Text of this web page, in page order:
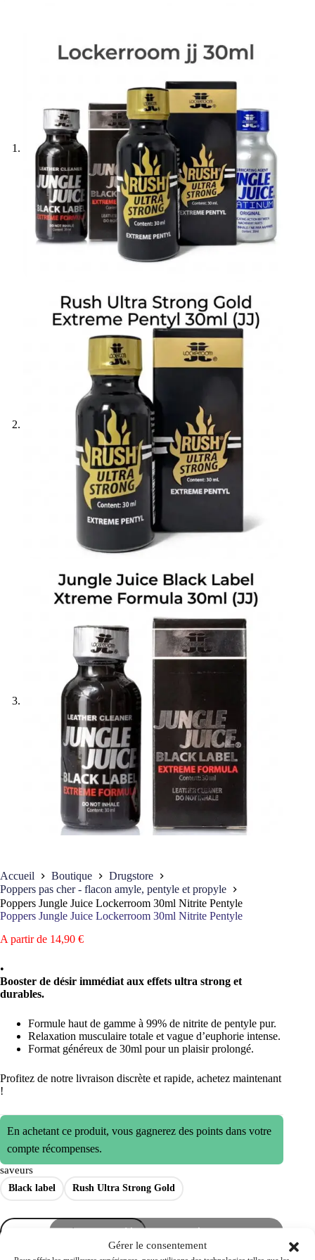
Gérer le consentement
Accueil Boutique
Drugstore
Poppers pas cher - flacon amyle, pentyle et propyle
Poppers Jungle Juice Lockerroom 30ml Nitrite Pentyle
Poppers Jungle Juice Lockerroom 30ml Nitrite Pentyle
A partir de 14,90 €
•
Booster de désir immédiat aux effets ultra strong et
durables.
Formule haut de gamme à 99% de nitrite de pentyle pur.
Relaxation musculaire totale et vague d’euphorie intense.
Format généreux de 30ml pour un plaisir prolongé.
Profitez de notre livraison discrète et rapide, achetez maintenant
!
En achetant ce produit, vous gagnerez des points dans votre
compte récompenses.
saveurs
Black label Rush Ultra Strong Gold
quantité
de
Ajouter au panier